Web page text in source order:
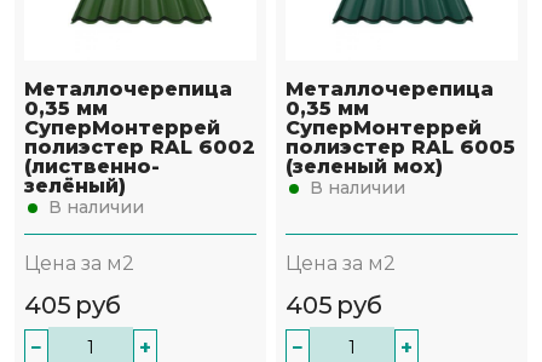
Металлочерепица
0,35 мм
СуперМонтеррей
полиэстер RAL 6002
(лиственно-
зелёный)
В наличии
Цена за м2
405 руб
− +
Металлочерепица
0,35 мм
СуперМонтеррей
полиэстер RAL 6005
(зеленый мох)
В наличии
Цена за м2
405 руб
− +